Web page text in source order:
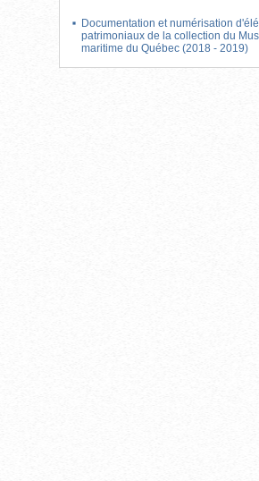
Documentation et numérisation
patrimoniaux de la collection du
maritime du Québec (2018 - 2019)